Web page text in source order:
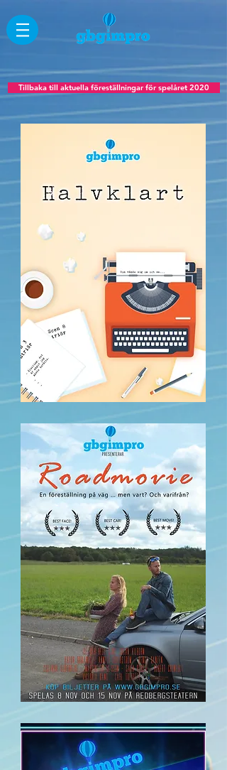
Tillbaka till aktuella föreställningar för spelåret 2020